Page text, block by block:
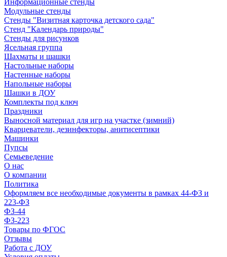
Информационные стенды
Модульные стенды
Стенды "Визитная карточка детского сада"
Стенд "Календарь природы"
Стенды для рисунков
Ясельная группа
Шахматы и шашки
Настольные наборы
Настенные наборы
Напольные наборы
Шашки в ДОУ
Комплекты под ключ
Праздники
Выносной материал для игр на участке (зимний)
Кварцеватели, дезинфекторы, анитисептики
Машинки
Пупсы
Семьеведение
О нас
О компании
Политика
Оформляем все необходимые документы в рамках 44-ФЗ и
223-ФЗ
ФЗ-44
ФЗ-223
Товары по ФГОС
Отзывы
Работа с ДОУ